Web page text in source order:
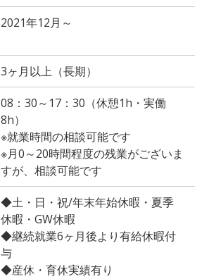
2021年12月～
3ヶ月以上（長期）
08：30～17：30（休憩1h・実働
8h）
※就業時間の相談可能です
※月0～20時間程度の残業がございま
すが、相談可能です
◆土・日・祝/年末年始休暇・夏季
休暇・GW休暇
◆継続就業6ヶ月後より有給休暇付
与
◆産休・育休実績有り